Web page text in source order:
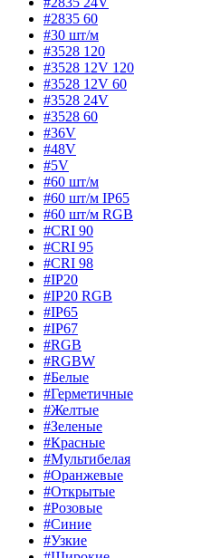
#2835 60
#30 шт/м
#3528 120
#3528 12V 120
#3528 12V 60
#3528 24V
#3528 60
#36V
#48V
#5V
#60 шт/м
#60 шт/м IP65
#60 шт/м RGB
#CRI 90
#CRI 95
#CRI 98
#IP20
#IP20 RGB
#IP65
#IP67
#RGB
#RGBW
#Белые
#Герметичные
#Желтые
#Зеленые
#Красные
#Мультибелая
#Оранжевые
#Открытые
#Розовые
#Синие
#Узкие